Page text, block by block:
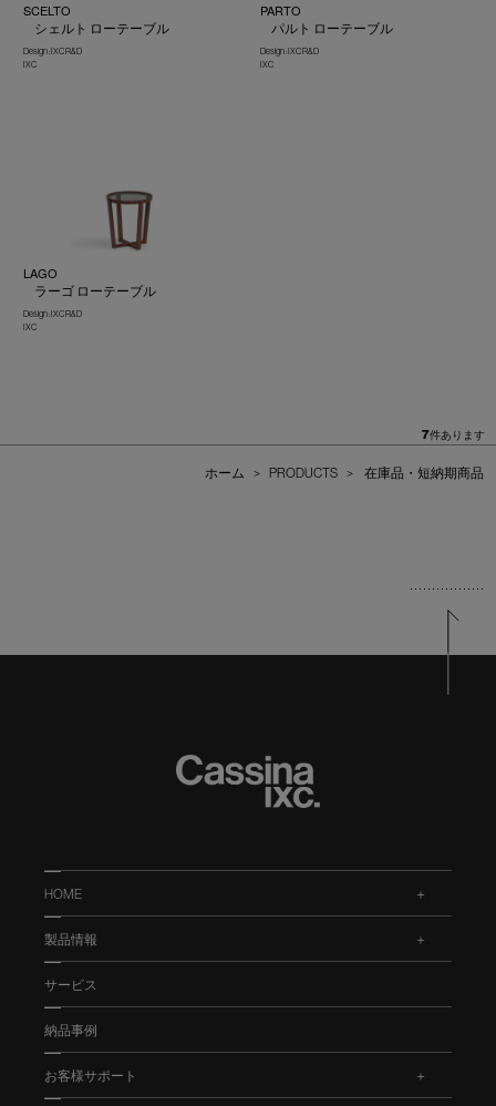
SCELTO
シェルト ローテーブル
Design : IXC R&D
IXC
PARTO
パルト ローテーブル
Design : IXC R&D
IXC
LAGO
ラーゴ ローテーブル
Design : IXC R&D
IXC
7件あります
ホーム > PRODUCTS > 在庫品・短納期商品
HOME
製品情報
サービス
納品事例
お客様サポート